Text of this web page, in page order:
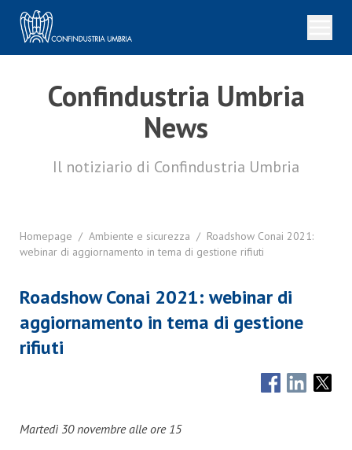
Confindustria Umbria
News
Il notiziario di Confindustria Umbria
Homepage / Ambiente e sicurezza / Roadshow Conai 2021:
webinar di aggiornamento in tema di gestione rifiuti
Roadshow Conai 2021: webinar di
aggiornamento in tema di gestione
rifiuti
Martedì 30 novembre alle ore 15